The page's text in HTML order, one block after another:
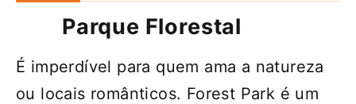
Parque Florestal
É imperdível para quem ama a natureza
ou locais românticos. Forest Park é um